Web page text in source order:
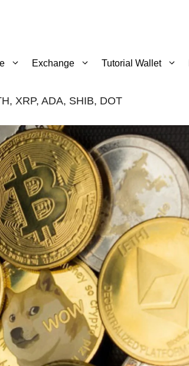
Exchange Tutorial Wallet
XRP, ADA, SHIB, DOT